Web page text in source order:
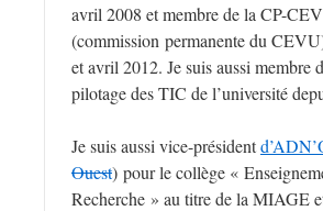
avril 2008 et membre de la CP-
(commission permanente du
et avril 2012. Je suis aussi membre
pilotage des TIC de l’université
Je suis aussi vice-président
Ouest) pour le collège «
Recherche » au titre de la MIAGE